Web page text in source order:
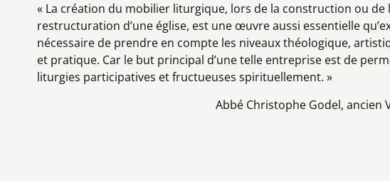
« La création du mobilier liturgique, lors de la construction ou de
restructuration d’une église, est une œuvre aussi essentielle
nécessaire de prendre en compte les niveaux théologique,
et pratique. Car le but principal d’une telle entreprise est de
liturgies participatives et fructueuses spirituellement. »
Abbé Christophe Godel, ancien